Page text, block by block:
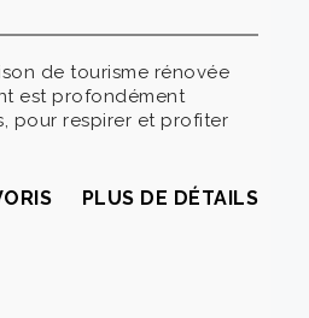
de tourisme rénovée
est profondément
pour respirer et profiter
PLUS DE DÉTAILS